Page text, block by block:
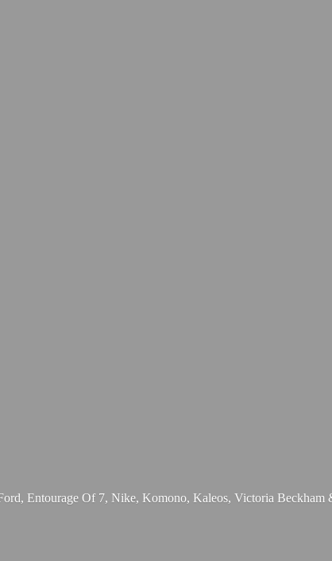
Entourage Of 7, Nike, Komono, Kaleos, Victoria Beckham